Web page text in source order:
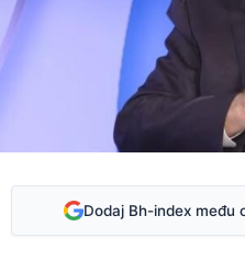
Dodaj Bh-index među